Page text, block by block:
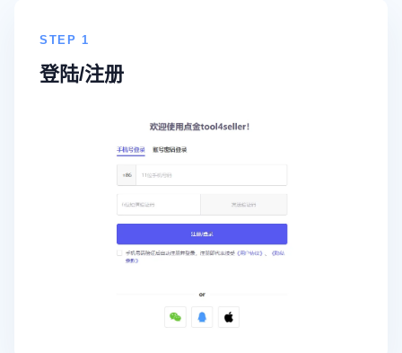
STEP 1
登陆/注册